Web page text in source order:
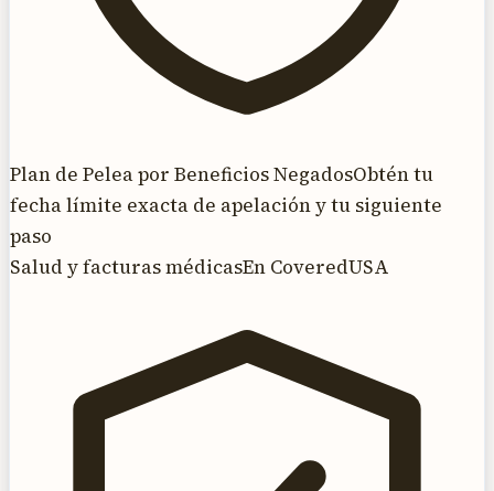
Plan de Pelea por Beneficios NegadosObtén tu
fecha límite exacta de apelación y tu siguiente
paso
Salud y facturas médicasEn CoveredUSA